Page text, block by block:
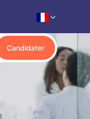
Candidater